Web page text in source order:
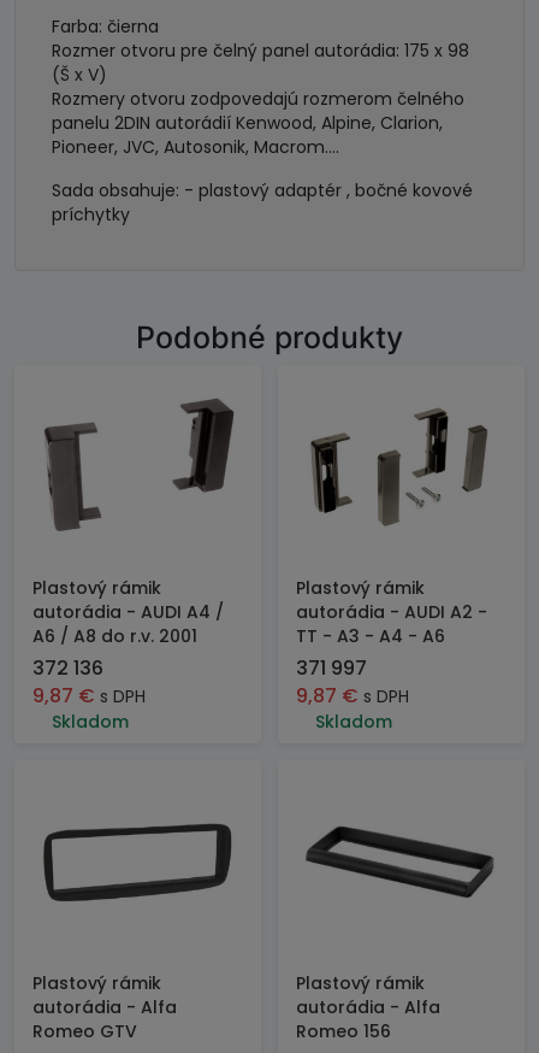
Farba: čierna
Rozmer otvoru pre čelný panel autorádia: 175 x 98
(Š x V)
Rozmery otvoru zodpovedajú rozmerom čelného
panelu 2DIN autorádií Kenwood, Alpine, Clarion,
Pioneer, JVC, Autosonik, Macrom....
Sada obsahuje: - plastový adaptér , bočné kovové
príchytky
Podobné produkty
Plastový rámik
autorádia - AUDI A4 /
A6 / A8 do r.v. 2001
372 136
9,87 € s DPH
Skladom
Plastový rámik
autorádia - AUDI A2 -
TT - A3 - A4 - A6
371 997
9,87 € s DPH
Skladom
Plastový rámik
autorádia - Alfa
Romeo GTV
Plastový rámik
autorádia - Alfa
Romeo 156